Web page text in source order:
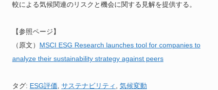
較による気候関連のリスクと機会に関する見解を提供する。
【参照ページ】
（原文） MSCI ESG Research launches tool for companies to
analyze their sustainability strategy against peers
タグ: ESG評価 サステナビリティ 気候変動